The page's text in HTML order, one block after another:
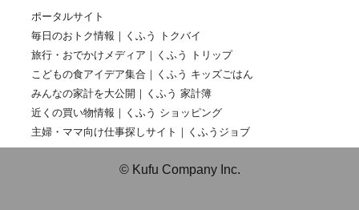
ポータルサイト
毎日のおトク情報｜くふう トクバイ
旅行・おでかけメディア｜くふう トリップ
こどもの食アイデア集合｜くふう キッズごはん
みんなの家計を大公開｜くふう 家計簿
近くの買い物情報｜くふう ショッピング
主婦・ママ向け仕事探しサイト｜くふうジョブ
© Kufu Company Inc.